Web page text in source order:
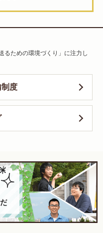
るための環境づくり」に注力し
度